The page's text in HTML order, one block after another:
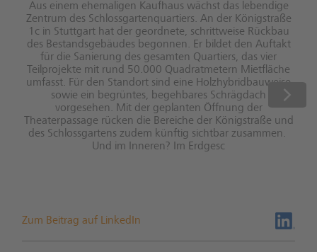
Aus einem ehemaligen Kaufhaus wächst das lebendige
Zentrum des Schlossgartenquartiers. An der Königstraße
1c in Stuttgart hat der geordnete, schrittweise Rückbau
des Bestandsgebäudes begonnen. Er bildet den Auftakt
für die Sanierung des gesamten Quartiers, das vier
Teilprojekte mit rund 50.000 Quadratmetern Mietfläche
umfasst. Für den Standort sind eine Holzhybridbauweise
sowie ein begrüntes, begehbares Schrägdach
vorgesehen. Mit der geplanten Öffnung der
Theaterpassage rücken die Bereiche der Königstraße und
des Schlossgartens zudem künftig sichtbar zusammen.
Und im Inneren? Im Erdgesc
Zum Beitrag auf LinkedIn